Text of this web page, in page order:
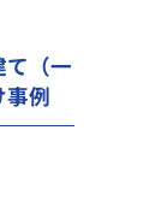
（一
事例